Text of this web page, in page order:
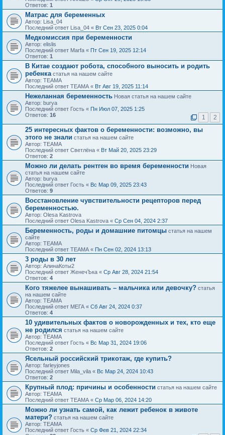
Ответов: 1
Матрас для беременных
Автор: Lisa_04
Последний ответ Lisa_04 « Вт Сен 23, 2025 0:04
Медкомиссия при беременности
Автор: elislis
Последний ответ Marfa « Пт Сен 19, 2025 12:14
Ответов: 1
В Китае создают робота, способного выносить и родить
ребенка статья на нашем сайте
Автор: ТЕАМА
Последний ответ ТЕАМА « Вт Авг 19, 2025 11:14
Нежеланная беременность Новая статья на нашем сайте
Автор: burya
Последний ответ Гость « Пн Июл 07, 2025 1:25
Ответов: 16 1 2
25 интересных фактов о беременности: возможно, вы
этого не знали статья на нашем сайте
Автор: ТЕАМА
Последний ответ Светлёна « Вт Май 20, 2025 23:29
Ответов: 2
Можно ли делать рентген во время беременности Новая
статья на нашем сайте
Автор: burya
Последний ответ Гость « Вс Мар 09, 2025 23:43
Ответов: 9
Восстановление чувствительности рецепторов перед
беременностью.
Автор: Olesa Kastrova
Последний ответ Olesa Kastrova « Ср Сен 04, 2024 2:37
Беременность, роды и домашние питомцы статья на нашем
сайте
Автор: ТЕАМА
Последний ответ ТЕАМА « Пн Сен 02, 2024 13:13
3 роды в 30 лет
Автор: АлинаКоты2
Последний ответ ЖенечЪка « Ср Авг 28, 2024 21:54
Ответов: 4
Кого тяжелее вынашивать – мальчика или девочку? статья
на нашем сайте
Автор: ТЕАМА
Последний ответ МЕГА « Сб Авг 24, 2024 0:37
Ответов: 4
10 удивительных фактов о новорожденных и тех, кто еще
не родился статья на нашем сайте
Автор: ТЕАМА
Последний ответ Гость « Вс Мар 31, 2024 19:06
Ответов: 2
Ясельный российский трикотаж, где купить?
Автор: farleyjones
Последний ответ Mila_vila « Вс Мар 24, 2024 10:43
Ответов: 2
Крупный плод: причины и особенности статья на нашем сайте
Автор: ТЕАМА
Последний ответ ТЕАМА « Ср Мар 06, 2024 14:20
Можно ли узнать самой, как лежит ребенок в животе
матери? статья на нашем сайте
Автор: ТЕАМА
Последний ответ Гость « Ср Фев 21, 2024 22:34